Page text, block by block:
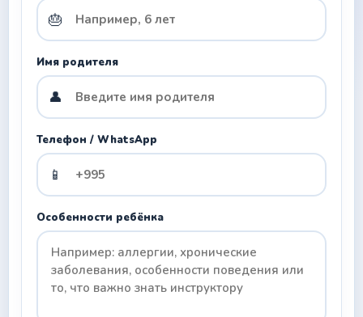
🎂
Имя родителя
👤
Телефон / WhatsApp
📱
Особенности ребёнка